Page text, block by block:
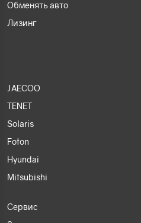
Обменять авто
Лизинг
JAECOO
TENET
Solaris
Foton
Hyundai
Mitsubishi
Сервис